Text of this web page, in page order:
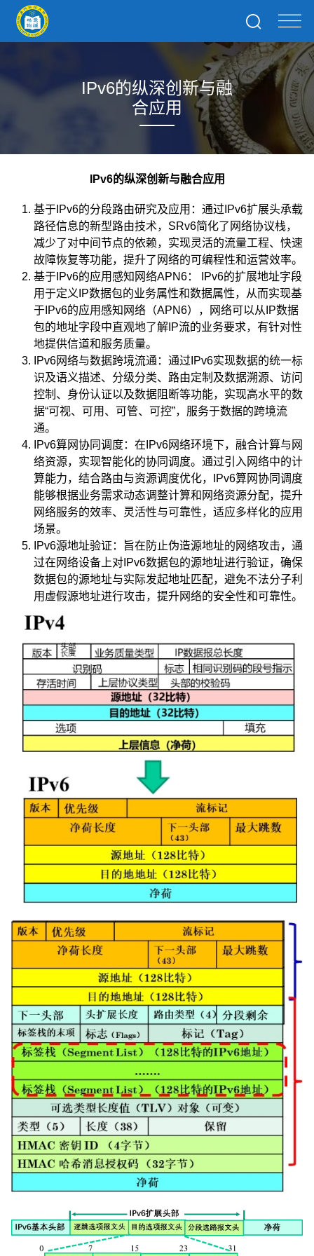
IPv6的纵深创新与融
合应用
IPv6的纵深创新与融合应用
基于IPv6的分段路由研究及应用：通过IPv6扩展头承载
路径信息的新型路由技术，SRv6简化了网络协议栈，
减少了对中间节点的依赖，实现灵活的流量工程、快速
故障恢复等功能，提升了网络的可编程性和运营效率。
基于IPv6的应用感知网络APN6： IPv6的扩展地址字段
用于定义IP数据包的业务属性和数据属性，从而实现基
于IPv6的应用感知网络（APN6），网络可以从IP数据
包的地址字段中直观地了解IP流的业务要求，有针对性
地提供信道和服务质量。
IPv6网络与数据跨境流通：通过IPv6实现数据的统一标
识及语义描述、分级分类、路由定制及数据溯源、访问
控制、身份认证以及数据阻断等功能，实现高水平的数
据“可视、可用、可管、可控”，服务于数据的跨境流
通。
IPv6算网协同调度：在IPv6网络环境下，融合计算与网
络资源，实现智能化的协同调度。通过引入网络中的计
算能力，结合路由与资源调度优化，IPv6算网协同调度
能够根据业务需求动态调整计算和网络资源分配，提升
网络服务的效率、灵活性与可靠性，适应多样化的应用
场景。
IPv6源地址验证：旨在防止伪造源地址的网络攻击，通
过在网络设备上对IPv6数据包的源地址进行验证，确保
数据包的源地址与实际发起地址匹配，避免不法分子利
用虚假源地址进行攻击，提升网络的安全性和可靠性。